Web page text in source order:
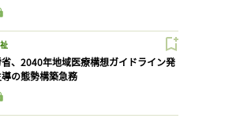
省、2040年地域医療構想ガイドライン発
の態勢構築急務